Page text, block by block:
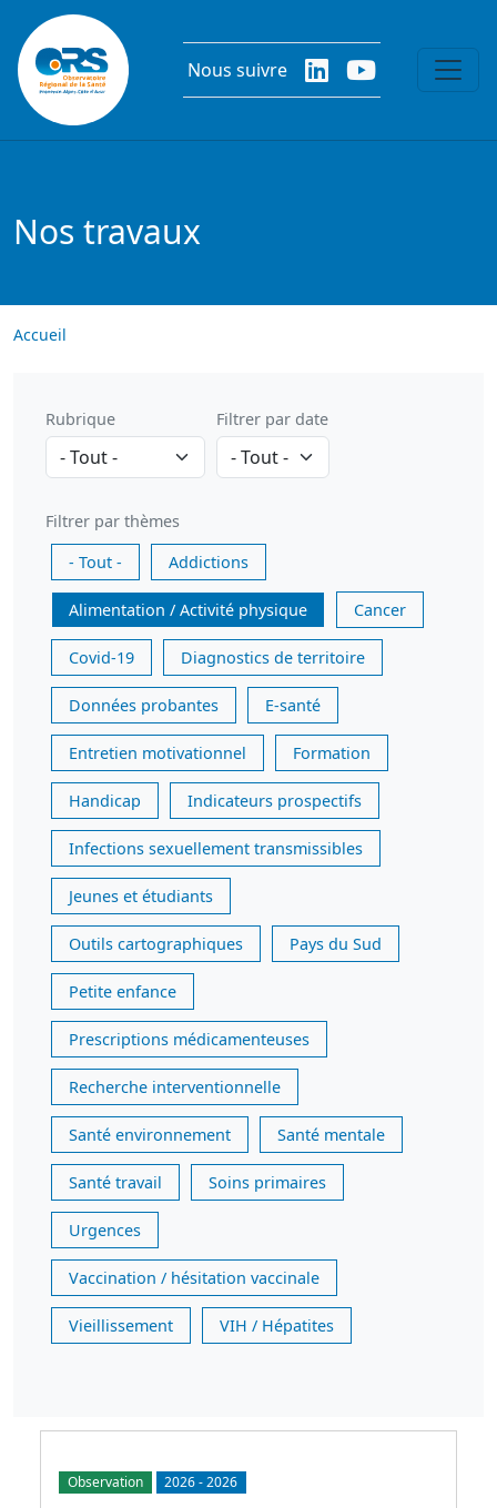
Aller au contenu principal
Nous suivre
Nos travaux
Accueil
Rubrique Filtrer par date
Filtrer par thèmes
- Tout -
Addictions
Alimentation / Activité physique Cancer
Covid-19 Diagnostics de territoire
Données probantes E-santé
Entretien motivationnel Formation
Handicap Indicateurs prospectifs
Infections sexuellement transmissibles
Jeunes et étudiants
Outils cartographiques Pays du Sud
Petite enfance
Prescriptions médicamenteuses
Recherche interventionnelle
Santé environnement Santé mentale
Santé travail Soins primaires
Urgences
Vaccination / hésitation vaccinale
Vieillissement VIH / Hépatites
Observation 2026-2026